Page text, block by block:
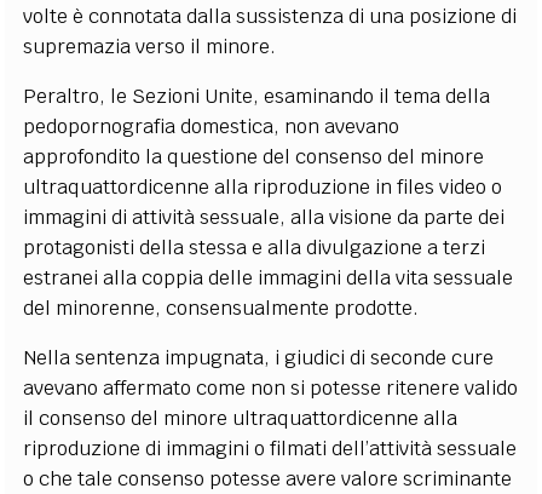
volte è connotata dalla sussistenza di una posizione di
supremazia verso il minore.
Peraltro, le Sezioni Unite, esaminando il tema della
pedopornografia domestica, non avevano
approfondito la questione del consenso del minore
ultraquattordicenne alla riproduzione in files video o
immagini di attività sessuale, alla visione da parte dei
protagonisti della stessa e alla divulgazione a terzi
estranei alla coppia delle immagini della vita sessuale
del minorenne, consensualmente prodotte.
Nella sentenza impugnata, i giudici di seconde cure
avevano affermato come non si potesse ritenere valido
il consenso del minore ultraquattordicenne alla
riproduzione di immagini o filmati dell’attività sessuale
o che tale consenso potesse avere valore scriminante